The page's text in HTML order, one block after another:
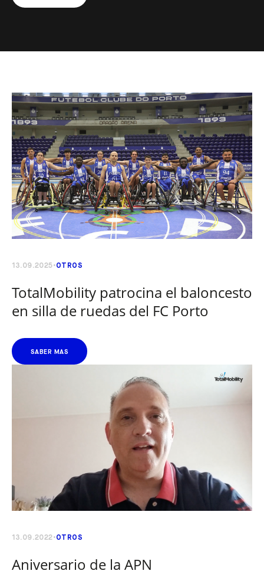
13.09.2025 OTROS
TotalMobility patrocina el baloncesto
en silla de ruedas del FC Porto
SABER MAS
13.09.2022 OTROS
Aniversario de la APN